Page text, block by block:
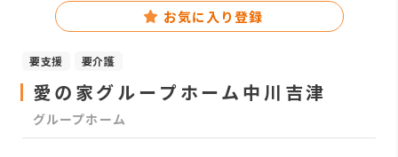
お気に入り登録
要支援 要介護
愛の家グループホーム中川吉津
グループホーム